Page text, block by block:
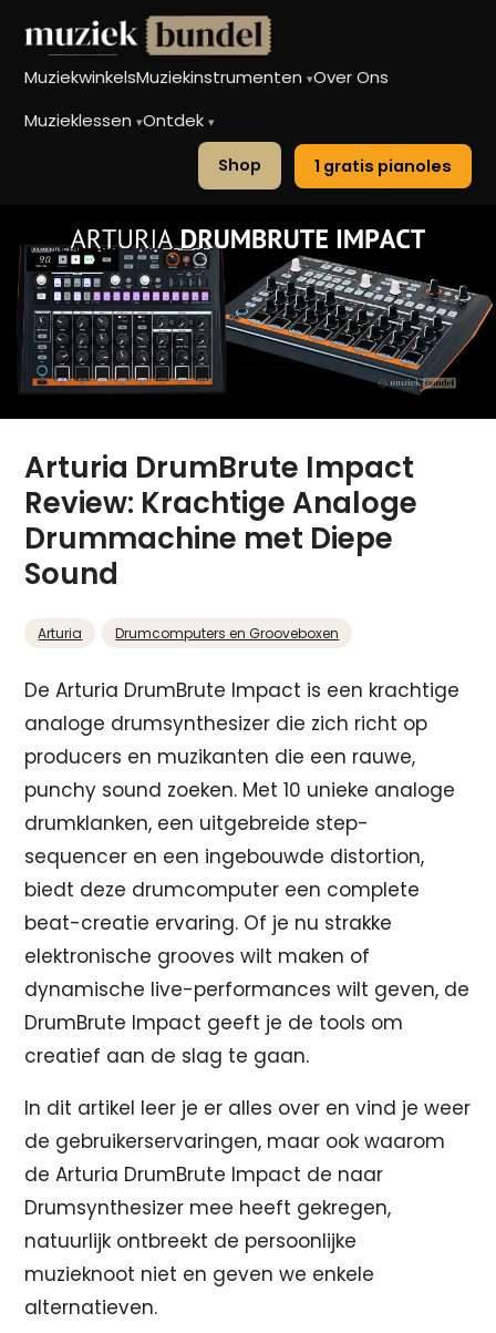
MuziekwinkelsMuziekinstrumenten▾Over Ons
Muzieklessen▾Ontdek▾
Shop 1 gratis pianoles
Arturia DrumBrute Impact
Review: Krachtige Analoge
Drummachine met Diepe
Sound
Arturia Drumcomputers en Grooveboxen
De Arturia DrumBrute Impact is een krachtige
analoge drumsynthesizer die zich richt op
producers en muzikanten die een rauwe,
punchy sound zoeken. Met 10 unieke analoge
drumklanken, een uitgebreide step-
sequencer en een ingebouwde distortion,
biedt deze drumcomputer een complete
beat-creatie ervaring. Of je nu strakke
elektronische grooves wilt maken of
dynamische live-performances wilt geven, de
DrumBrute Impact geeft je de tools om
creatief aan de slag te gaan.
In dit artikel leer je er alles over en vind je weer
de gebruikerservaringen, maar ook waarom
de Arturia DrumBrute Impact de naar
Drumsynthesizer mee heeft gekregen,
natuurlijk ontbreekt de persoonlijke
muzieknoot niet en geven we enkele
alternatieven.